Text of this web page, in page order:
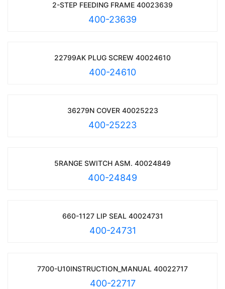
2-STEP FEEDING FRAME 40023639
400-23639
22799AK PLUG SCREW 40024610
400-24610
36279N COVER 40025223
400-25223
5RANGE SWITCH ASM. 40024849
400-24849
660-1127 LIP SEAL 40024731
400-24731
7700-U10INSTRUCTION_MANUAL 40022717
400-22717